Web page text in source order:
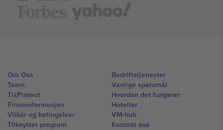
Om Oss
Team
TixProtect
Firmainformasjon
Vilkår og betingelser
Tilknyttet program
Bedriftstjenester
Vanlige spørsmål
Hvordan det fungerer
Hoteller
VM-hub
Kontakt oss